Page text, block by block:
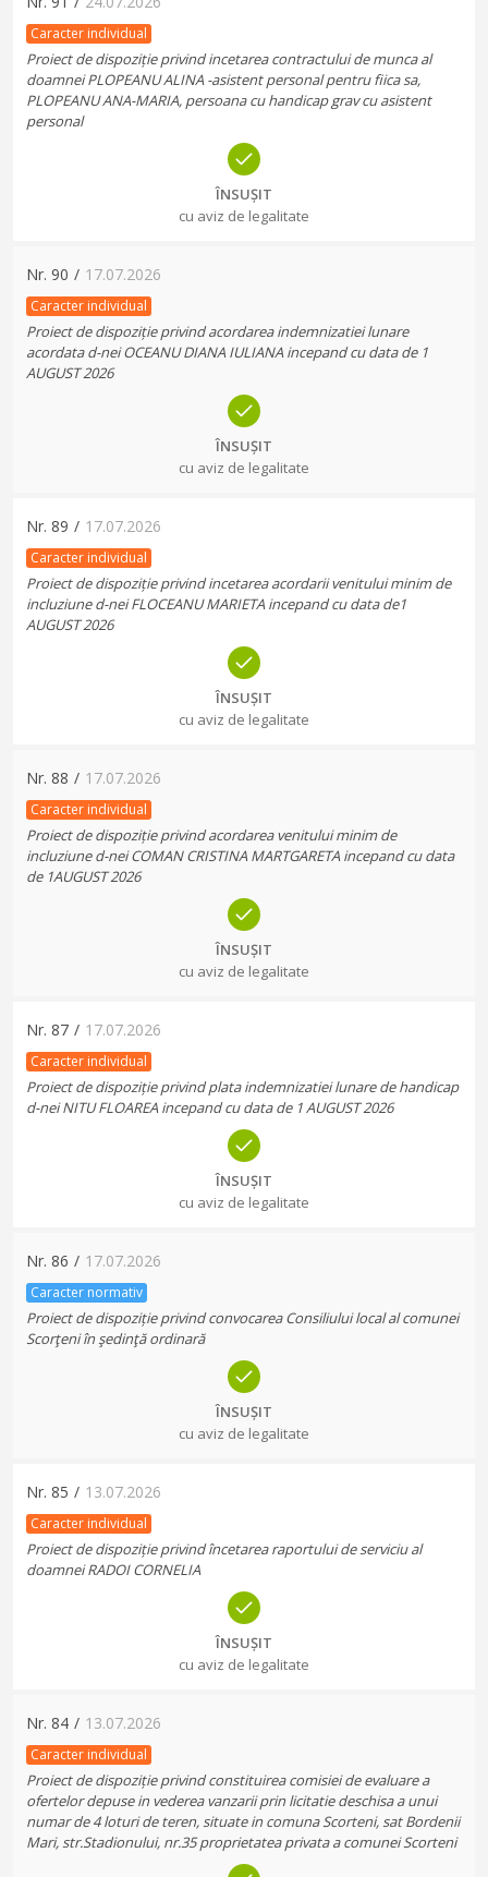
Caracter individual
Proiect de dispoziție privind incetarea contractului de munca al
doamnei PLOPEANU ALINA -asistent personal pentru fiica sa,
PLOPEANU ANA-MARIA, persoana cu handicap grav cu asistent
personal
ÎNSUȘIT
cu aviz de legalitate
Nr. 90 / 17.07.2026
Caracter individual
Proiect de dispoziție privind acordarea indemnizatiei lunare
acordata d-nei OCEANU DIANA IULIANA incepand cu data de 1
AUGUST 2026
ÎNSUȘIT
cu aviz de legalitate
Nr. 89 / 17.07.2026
Caracter individual
Proiect de dispoziție privind incetarea acordarii venitului minim de
incluziune d-nei FLOCEANU MARIETA incepand cu data de1
AUGUST 2026
ÎNSUȘIT
cu aviz de legalitate
Nr. 88 / 17.07.2026
Caracter individual
Proiect de dispoziție privind acordarea venitului minim de
incluziune d-nei COMAN CRISTINA MARTGARETA incepand cu data
de 1AUGUST 2026
ÎNSUȘIT
cu aviz de legalitate
Nr. 87 / 17.07.2026
Caracter individual
Proiect de dispoziție privind plata indemnizatiei lunare de handicap
d-nei NITU FLOAREA incepand cu data de 1 AUGUST 2026
ÎNSUȘIT
cu aviz de legalitate
Nr. 86 / 17.07.2026
Caracter normativ
Proiect de dispoziție privind convocarea Consiliului local al comunei
Scorţeni în şedinţă ordinară
ÎNSUȘIT
cu aviz de legalitate
Nr. 85 / 13.07.2026
Caracter individual
Proiect de dispoziție privind încetarea raportului de serviciu al
doamnei RADOI CORNELIA
ÎNSUȘIT
cu aviz de legalitate
Nr. 84 / 13.07.2026
Caracter individual
Proiect de dispoziție privind constituirea comisiei de evaluare a
ofertelor depuse in vederea vanzarii prin licitatie deschisa a unui
numar de 4 loturi de teren, situate in comuna Scorteni, sat Bordenii
Mari, str.Stadionului, nr.35 proprietatea privata a comunei Scorteni